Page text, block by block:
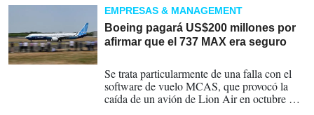
EMPRESAS & MANAGEMENT
Boeing pagará US$200 millones por
afirmar que el 737 MAX era seguro
Se trata particularmente de una falla con el
software de vuelo MCAS, que provocó la
caída de un avión de Lion Air en octubre de